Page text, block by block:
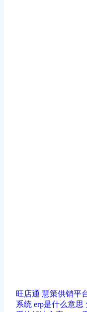
旺店通 慧策供销平
系统 erp是什么意思